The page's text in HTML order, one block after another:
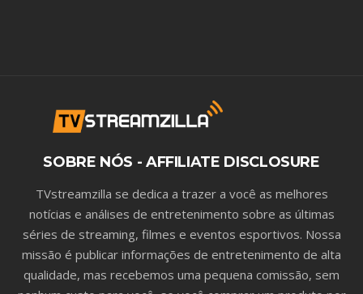
SOBRE NÓS - AFFILIATE DISCLOSURE
TVstreamzilla se dedica a trazer a você as melhores
notícias e análises de entretenimento sobre as últimas
séries de streaming, filmes e eventos esportivos. Nossa
missão é publicar informações de entretenimento de alta
qualidade, mas recebemos uma pequena comissão, sem